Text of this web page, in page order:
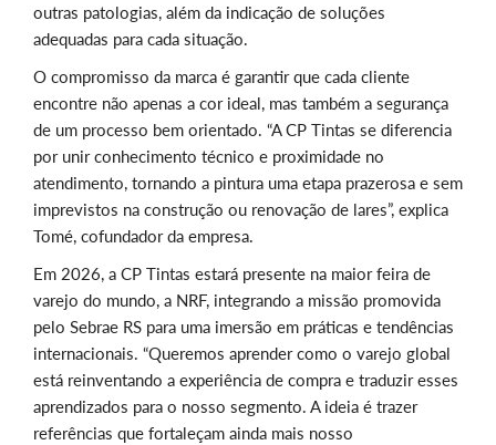
outras patologias, além da indicação de soluções
adequadas para cada situação.
O compromisso da marca é garantir que cada cliente
encontre não apenas a cor ideal, mas também a segurança
de um processo bem orientado. “A CP Tintas se diferencia
por unir conhecimento técnico e proximidade no
atendimento, tornando a pintura uma etapa prazerosa e sem
imprevistos na construção ou renovação de lares”, explica
Tomé, cofundador da empresa.
Em 2026, a CP Tintas estará presente na maior feira de
varejo do mundo, a NRF, integrando a missão promovida
pelo Sebrae RS para uma imersão em práticas e tendências
internacionais. “Queremos aprender como o varejo global
está reinventando a experiência de compra e traduzir esses
aprendizados para o nosso segmento. A ideia é trazer
referências que fortaleçam ainda mais nosso